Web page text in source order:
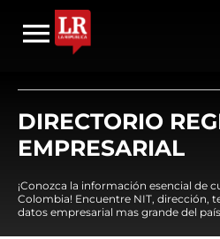
DIRECTORIO
EMPRESARIAL
¡Conozca la información esencial de
Colombia! Encuentre NIT, dirección,
datos empresarial mas grande del